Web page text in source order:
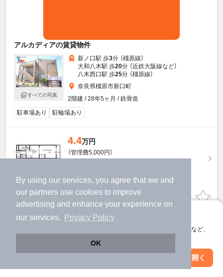
By using our services, you agree that we and
our partners use cookies to improve
advertising and enhance your experience on
our services.
Privacy Policy
OK
アプリに切り替えて、サクサクお部屋探し
会員登録なしですぐ使える。マップ検索やお気に入り保存など、
アプリを開く
アルカディアの賃貸物件
すべての写真
新ノ口駅 歩3分 （橿原線）
大和八木駅 歩20分 （近鉄大阪線など）
八木西口駅 歩25分 （橿原線）
奈良県橿原市新口町
2階建 / 28年5ヶ月 / 鉄骨造
駐車場あり
駐輪場あり
4.4万円
（管理費5,000円）
2階 / 1DK / 29.7㎡
提供
アルカディアのすべての部屋を見る
絞り込み条件を変更